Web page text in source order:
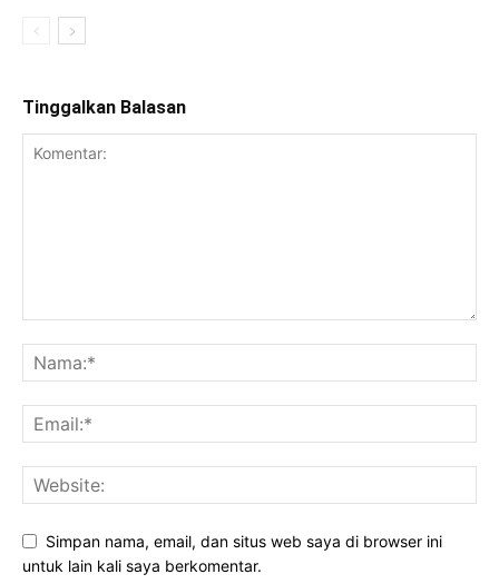
Tinggalkan Balasan
Simpan nama, email, dan situs web saya di browser ini
untuk lain kali saya berkomentar.